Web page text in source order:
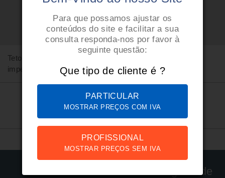
Para que possamos ajustar os
conteúdos do site e facilitar a sua
consulta responda-nos por favor à
seguinte questão:
Que tipo de cliente é ?
PARTICULAR
MOSTRAR PREÇOS COM IVA
PROFISSIONAL
MOSTRAR PREÇOS SEM IVA
Tetos para tendas FORCE em poliéster 600D,
impermeáveis e resistentes aos UV.
Legalidade